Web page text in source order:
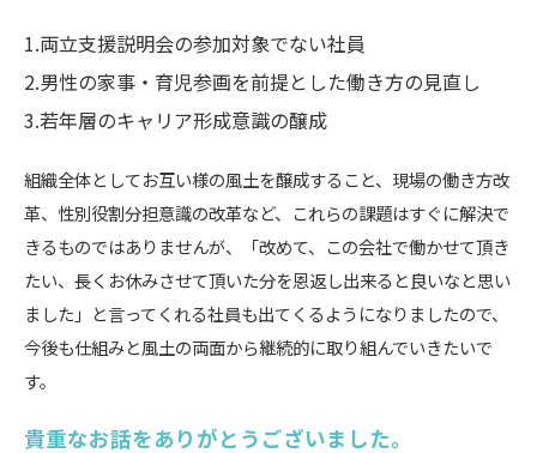
1.両立支援説明会の参加対象でない社員
2.男性の家事・育児参画を前提とした働き方の見直し
3.若年層のキャリア形成意識の醸成
組織全体としてお互い様の風土を醸成すること、現場の働き方改
革、性別役割分担意識の改革など、これらの課題はすぐに解決で
きるものではありませんが、「改めて、この会社で働かせて頂き
たい、長くお休みさせて頂いた分を恩返し出来ると良いなと思い
ました」と言ってくれる社員も出てくるようになりましたので、
今後も仕組みと風土の両面から継続的に取り組んでいきたいで
す。
貴重なお話をありがとうございました。